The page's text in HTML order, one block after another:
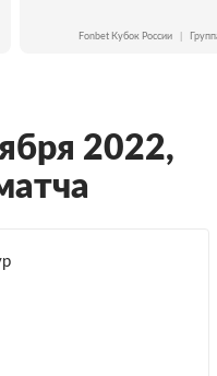
Fonbet Кубок России
2022,